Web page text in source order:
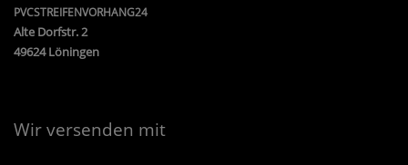
PVCSTREIFENVORHANG24
Alte Dorfstr. 2
49624 Löningen
Wir versenden mit